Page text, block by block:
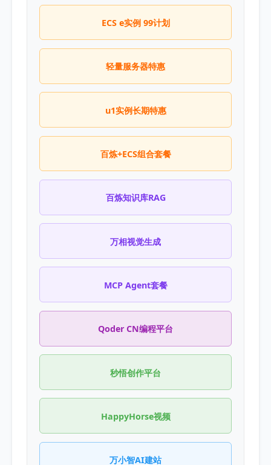
ECS e实例 99计划
轻量服务器特惠
u1实例长期特惠
百炼+ECS组合套餐
百炼知识库RAG
万相视觉生成
MCP Agent套餐
Qoder CN编程平台
秒悟创作平台
HappyHorse视频
万小智AI建站